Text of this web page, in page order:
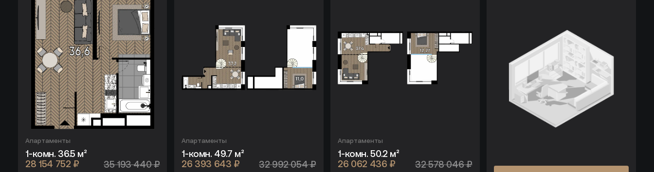
Апартаменты
1-комн. 36.5 м²
28 154 752 ₽
35 193 440 ₽
Апартаменты
1-комн. 49.7 м²
26 393 643 ₽
32 992 054 ₽
Апартаменты
1-комн. 50.2 м²
26 062 436 ₽
32 578 046 ₽